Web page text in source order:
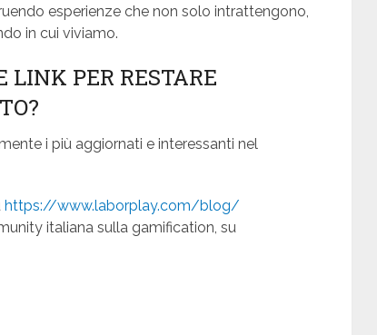
esperienze che non solo intrattengono,
in cui viviamo.
LINK PER RESTARE
i più aggiornati e interessanti nel
https://www.laborplay.com/blog/
italiana sulla gamification, su